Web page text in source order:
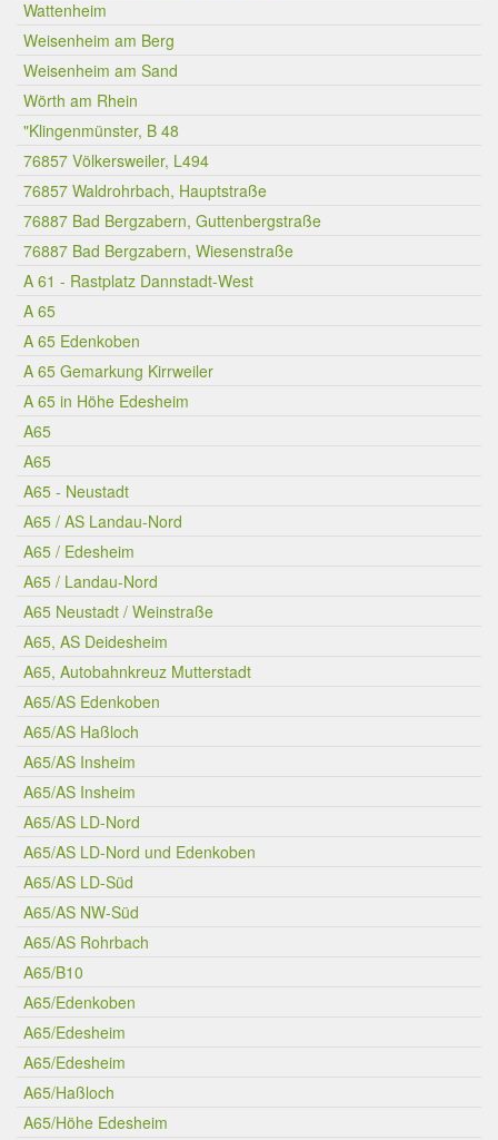
Wattenheim
Weisenheim am Berg
Weisenheim am Sand
Wörth am Rhein
"Klingenmünster, B 48
76857 Völkersweiler, L494
76857 Waldrohrbach, Hauptstraße
76887 Bad Bergzabern, Guttenbergstraße
76887 Bad Bergzabern, Wiesenstraße
A 61 - Rastplatz Dannstadt-West
A 65
A 65 Edenkoben
A 65 Gemarkung Kirrweiler
A 65 in Höhe Edesheim
A65
A65
A65 - Neustadt
A65 / AS Landau-Nord
A65 / Edesheim
A65 / Landau-Nord
A65 Neustadt / Weinstraße
A65, AS Deidesheim
A65, Autobahnkreuz Mutterstadt
A65/AS Edenkoben
A65/AS Haßloch
A65/AS Insheim
A65/AS Insheim
A65/AS LD-Nord
A65/AS LD-Nord und Edenkoben
A65/AS LD-Süd
A65/AS NW-Süd
A65/AS Rohrbach
A65/B10
A65/Edenkoben
A65/Edesheim
A65/Edesheim
A65/Haßloch
A65/Höhe Edesheim